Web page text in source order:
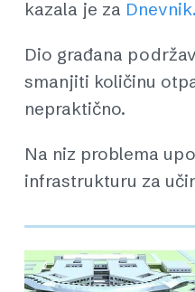
kazala je za
Dio građana
smanjiti količinu
nepraktično.
Na niz problema
infrastrukturu za